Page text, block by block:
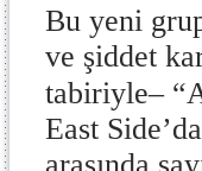
Bu yeni
ve şiddet
tabiriyle–
East